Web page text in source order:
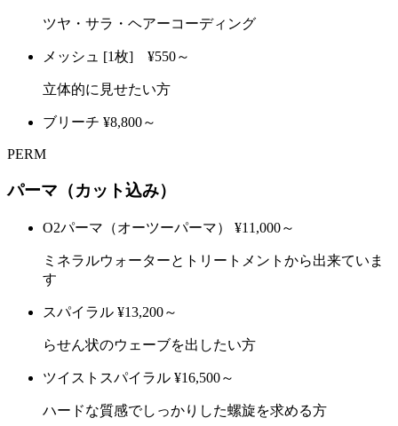
ツヤ・サラ・ヘアーコーディング
メッシュ [1枚] ¥550～
立体的に見せたい方
ブリーチ ¥8,800～
PERM
パーマ（カット込み）
O2パーマ（オーツーパーマ） ¥11,000～
ミネラルウォーターとトリートメントから出来ていま
す
スパイラル ¥13,200～
らせん状のウェーブを出したい方
ツイストスパイラル ¥16,500～
ハードな質感でしっかりした螺旋を求める方